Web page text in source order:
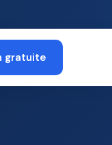
gratuite